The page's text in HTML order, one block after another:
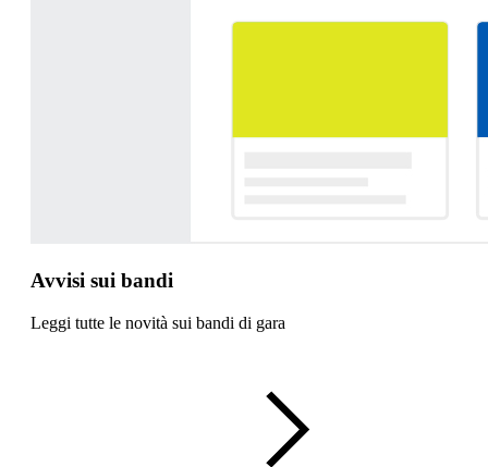
Avvisi sui bandi
Leggi tutte le novità sui bandi di gara